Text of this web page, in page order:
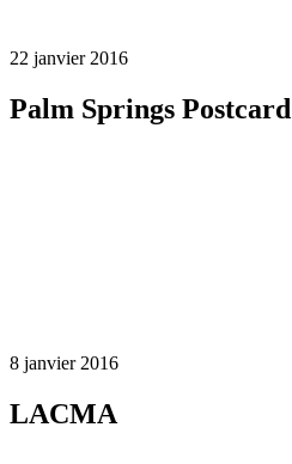
22 janvier 2016
Palm Springs Postcard
8 janvier 2016
LACMA